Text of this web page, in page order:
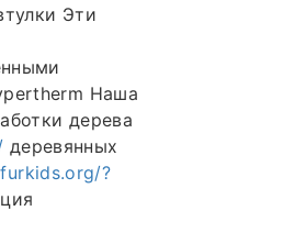
Эти
Наша
дерева
деревянных
?